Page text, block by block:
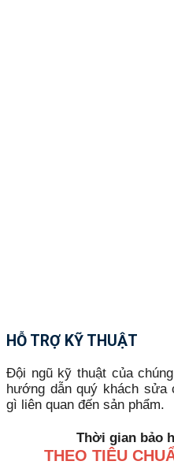
HỖ TRỢ KỸ THUẬT
Đội ngũ kỹ thuật của
hướng dẫn quý khách
gì liên quan đến sản phẩm.
Thời gian bảo
THEO TIÊU